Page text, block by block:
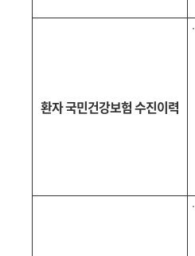
환자 국민건강보험 수진이력
·
·